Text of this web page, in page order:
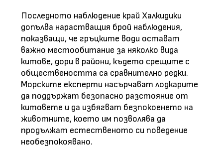
Последното наблюдение край Халкидики
допълва нарастващия брой наблюдения,
показващи, че гръцките води остават
важно местообитание за няколко вида
китове, дори в райони, където срещите с
обществеността са сравнително редки.
Морските експерти насърчават лодкарите
да поддържат безопасно разстояние от
китовете и да избягват безпокоенето на
животните, което им позволява да
продължат естественото си поведение
необезпокоявано.